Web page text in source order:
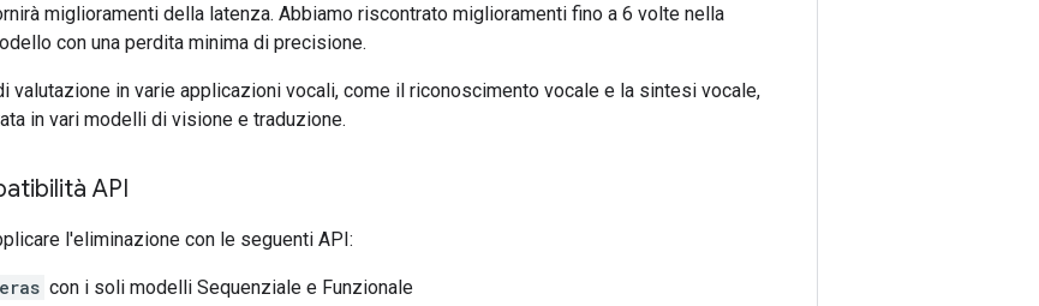
miglioramenti della latenza. Abbiamo riscontrato miglioramenti fino a 6 volte nella
con una perdita minima di precisione.
valutazione in varie applicazioni vocali, come il riconoscimento vocale e la sintesi vocale,
in vari modelli di visione e traduzione.
API
l'eliminazione con le seguenti API:
con i soli modelli Sequenziale e Funzionale